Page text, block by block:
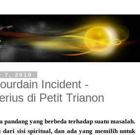
7, 2010
Incident -
di Petit Trianon
yang berbeda terhadap suatu masalah.
dari sisi spiritual, dan ada yang memilih untuk